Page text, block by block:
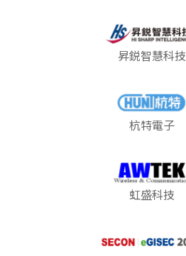
昇鋭智慧科技
杭特電子
虹盛科技